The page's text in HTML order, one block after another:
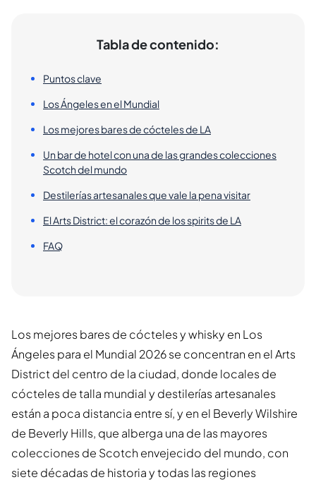
Tabla de contenido:
Puntos clave
Los Ángeles en el Mundial
Los mejores bares de cócteles de LA
Un bar de hotel con una de las grandes colecciones
Scotch del mundo
Destilerías artesanales que vale la pena visitar
El Arts District: el corazón de los spirits de LA
FAQ
Los mejores bares de cócteles y whisky en Los
Ángeles para el Mundial 2026 se concentran en el Arts
District del centro de la ciudad, donde locales de
cócteles de talla mundial y destilerías artesanales
están a poca distancia entre sí, y en el Beverly Wilshire
de Beverly Hills, que alberga una de las mayores
colecciones de Scotch envejecido del mundo, con
siete décadas de historia y todas las regiones